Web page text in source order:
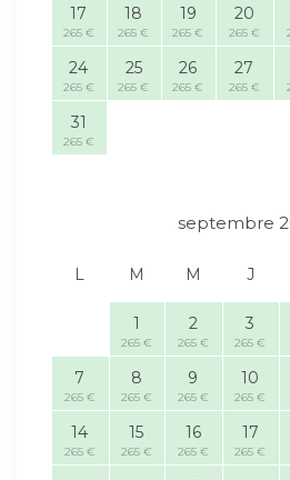
17
265 €
18
265 €
19
265 €
20
265 €
24
265 €
25
265 €
26
265 €
27
265 €
31
265 €
septembre
L M M J
1
265 €
2
265 €
3
265 €
7
265 €
8
265 €
9
265 €
10
265 €
14
265 €
15
265 €
16
265 €
17
265 €